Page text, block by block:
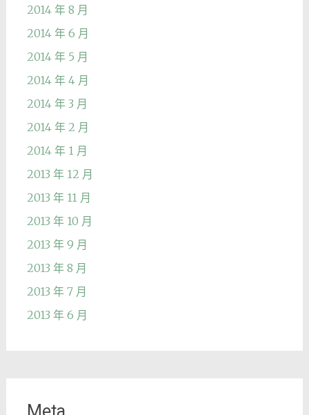
2014 年 8 月
2014 年 6 月
2014 年 5 月
2014 年 4 月
2014 年 3 月
2014 年 2 月
2014 年 1 月
2013 年 12 月
2013 年 11 月
2013 年 10 月
2013 年 9 月
2013 年 8 月
2013 年 7 月
2013 年 6 月